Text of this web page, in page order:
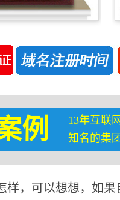
例
13年互联
知名的集
样，可以想想，如果